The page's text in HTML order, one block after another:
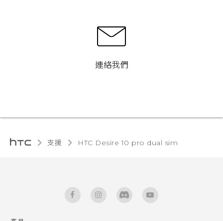
連絡我們
支援 HTC Desire 10 pro dual sim‎